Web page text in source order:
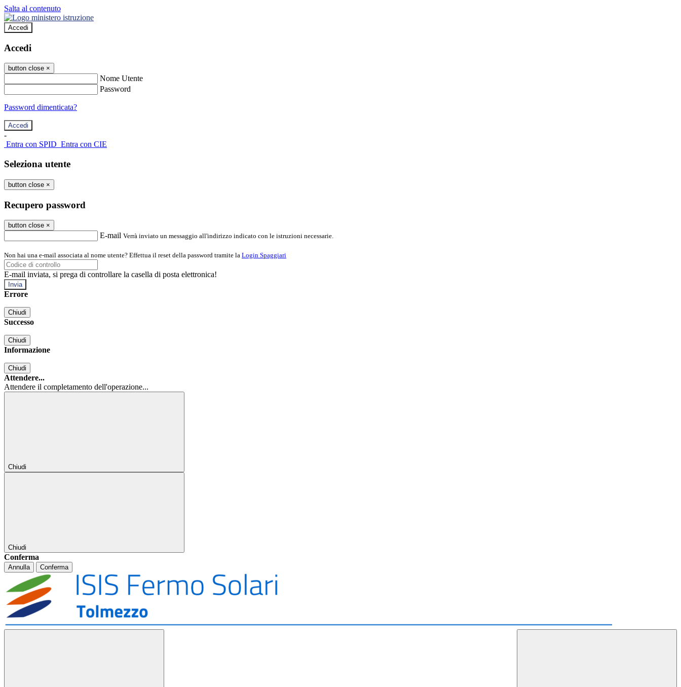
Salta al contenuto
Accedi
Accedi
button close ×
Nome Utente
Password
Password dimenticata?
-
Entra con SPID Entra con CIE
Seleziona utente
button close ×
Recupero password
button close ×
E-mail Verrà inviato un messaggio all'indirizzo indicato con le istruzioni necessarie.
Non hai una e-mail associata al nome utente? Effettua il reset della password tramite la Login Spaggiari
E-mail inviata, si prega di controllare la casella di posta elettronica!
Errore
Chiudi
Successo
Chiudi
Informazione
Chiudi
Attendere...
Attendere il completamento dell'operazione...
Chiudi
Chiudi
Conferma
Annulla Conferma